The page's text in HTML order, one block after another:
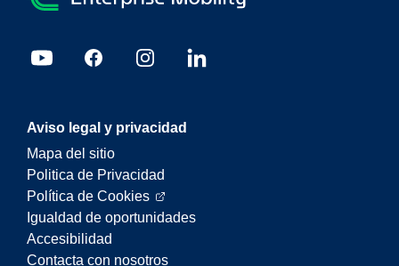
Aviso legal y privacidad
Mapa del sitio
Politica de Privacidad
Política de Cookies
Igualdad de oportunidades
Accesibilidad
Contacta con nosotros